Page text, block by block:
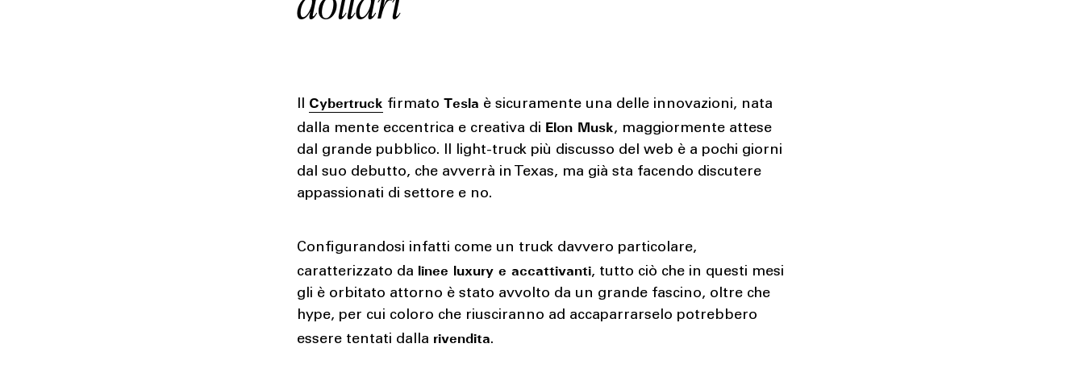
Il Cybertruck firmatoTesla è sicuramente una delle innovazioni, nata
dalla mente eccentrica e creativa di Elon Musk, maggiormente attese
dal grande pubblico. Il light-truck più discusso del web è a pochi giorni
dal suo debutto, che avverrà in Texas, ma già sta facendo discutere
appassionati di settore e no.
Configurandosi infatti come un truck davvero particolare,
caratterizzato da linee luxury e accattivanti, tutto ciò che in questi mesi
gli è orbitato attorno è stato avvolto da un grande fascino, oltre che
hype, per cui coloro che riusciranno ad accaparrarselo potrebbero
essere tentati dalla rivendita.